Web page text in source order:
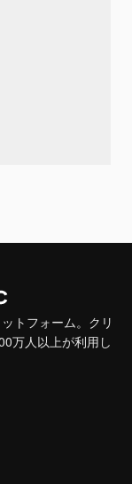
トフォーム。クリ
万人以上が利用し